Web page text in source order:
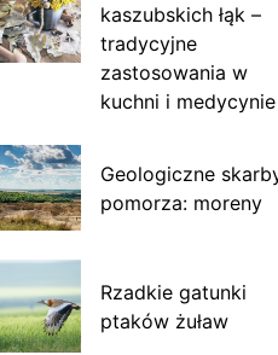
kaszubskich łąk –
tradycyjne
zastosowania w
kuchni i medycynie
Geologiczne
pomorza: moreny
Rzadkie gatunki
ptaków żuław